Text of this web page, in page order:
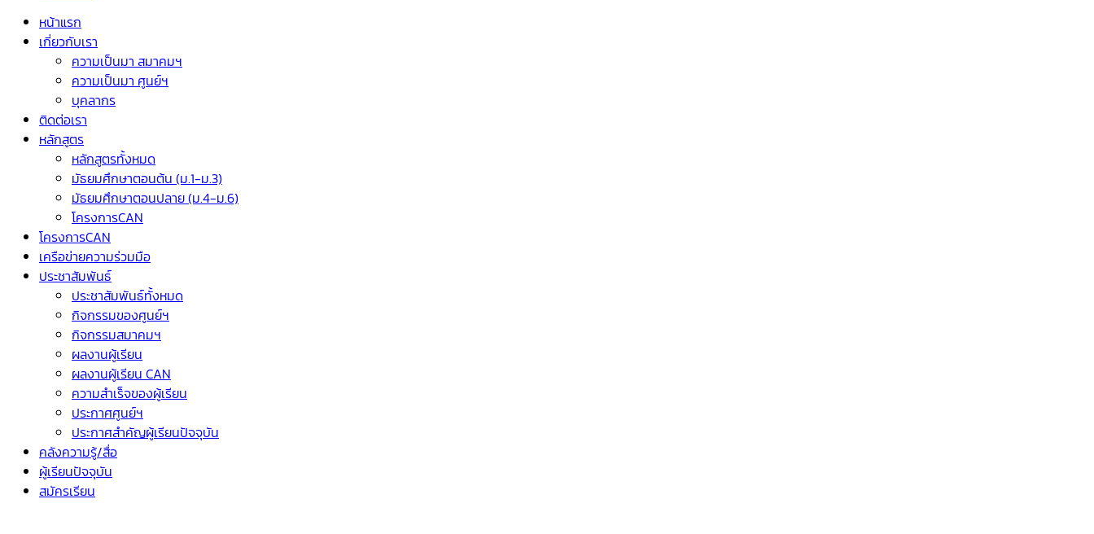
หน้าแรก
เกี่ยวกับเรา
ความเป็นมา สมาคมฯ
ความเป็นมา ศูนย์ฯ
บุคลากร
ติดต่อเรา
หลักสูตร
หลักสูตรทั้งหมด
มัธยมศึกษาตอนต้น (ม.1-ม.3)
มัธยมศึกษาตอนปลาย (ม.4-ม.6)
โครงการCAN
โครงการCAN
เครือข่ายความร่วมมือ
ประชาสัมพันธ์
ประชาสัมพันธ์ทั้งหมด
กิจกรรมของศูนย์ฯ
กิจกรรมสมาคมฯ
ผลงานผู้เรียน
ผลงานผู้เรียน CAN
ความสำเร็จของผู้เรียน
ประกาศศูนย์ฯ
ประกาศสำคัญผู้เรียนปัจจุบัน
คลังความรู้/สื่อ
ผู้เรียนปัจจุบัน
สมัครเรียน